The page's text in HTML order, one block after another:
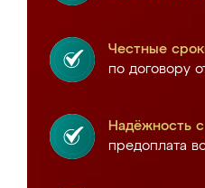
Честные
по договору
Надёжность
предоплата